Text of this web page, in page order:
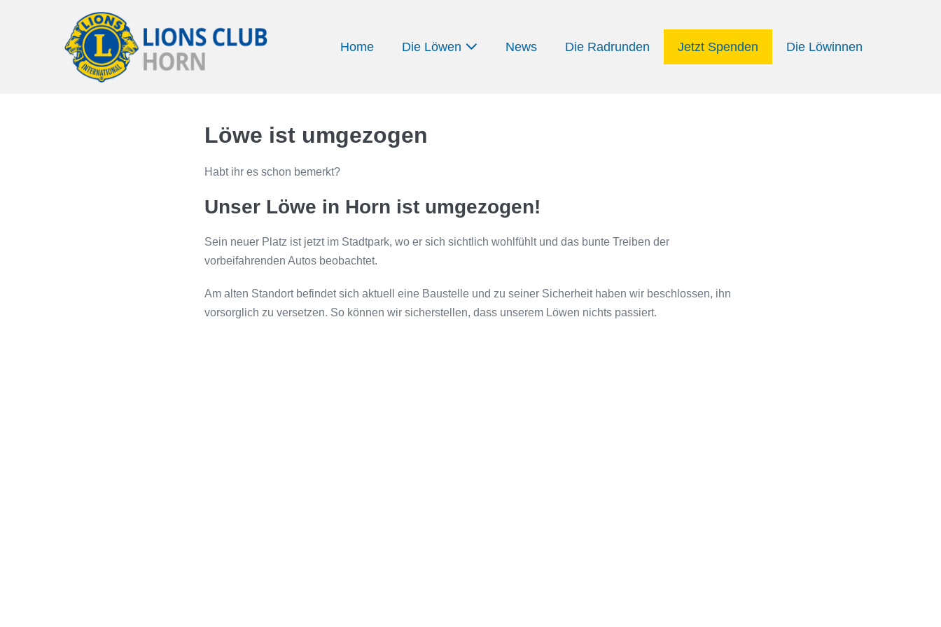
Home Die Löwen News Die Radrunden Jetzt Spenden Die Löwinnen
Löwe ist umgezogen
Habt ihr es schon bemerkt?
Unser Löwe in Horn ist umgezogen!
Sein neuer Platz ist jetzt im Stadtpark, wo er sich sichtlich wohlfühlt und das bunte Treiben der
vorbeifahrenden Autos beobachtet.
Am alten Standort befindet sich aktuell eine Baustelle und zu seiner Sicherheit haben wir beschlossen, ihn
vorsorglich zu versetzen. So können wir sicherstellen, dass unserem Löwen nichts passiert.